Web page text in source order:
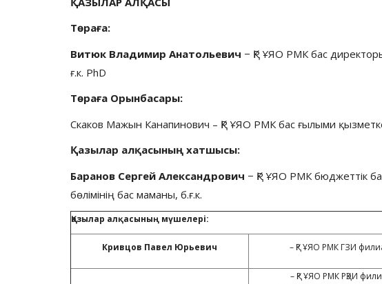
Төраға:
Витюк Владимир Анатольевич − ҚР ҰЯО РМК бас
ғ.к. PhD
Төраға Орынбасары:
Скаков Мажын Канапинович – ҚР ҰЯО РМК бас ғылыми
Қазылар алқасының хатшысы:
Баранов Сергей Александрович − ҚР ҰЯО РМК бюджеттік
бөлімінің бас маманы, б.ғ.к.
Қазылар алқасының мүшелері:
Кривцов Павел Юрьевич – ҚР ҰЯО РМК ГЗИ
– ҚР ҰЯО РМК РҚЭИ